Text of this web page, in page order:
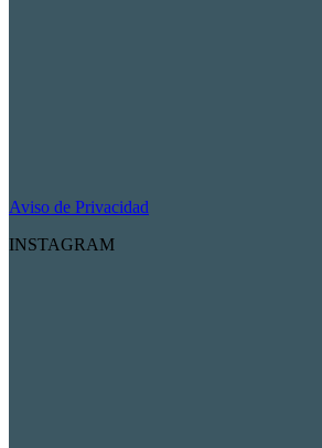
Aviso de Privacidad
INSTAGRAM